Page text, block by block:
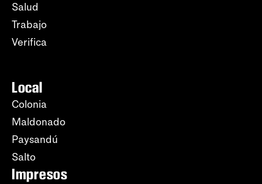
Salud
Trabajo
Verifica
Local
Colonia
Maldonado
Paysandú
Salto
Impresos